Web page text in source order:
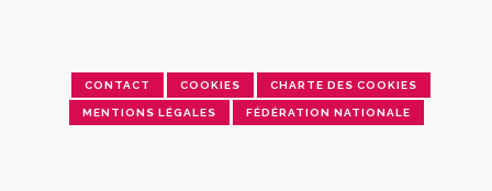
CONTACT COOKIES CHARTE DES COOKIES
MENTIONS LÉGALES FÉDÉRATION NATIONALE